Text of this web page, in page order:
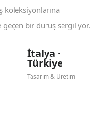
koleksiyonlarına
geçen bir duruş sergiliyor.
İtalya ·
Türkiye
Tasarım & Üretim